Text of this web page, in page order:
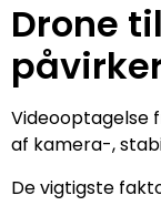
Drone
Videooptagelse
af kamera-,
De vigtigste